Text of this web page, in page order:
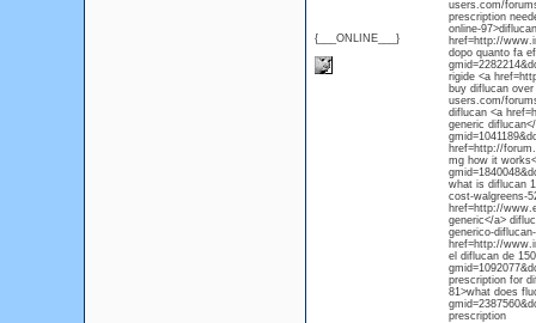
{___ONLINE___}
users.com/
prescription
online-
href=http://
dopo quanto fa
rigide <a
buy diflucan
users.com/
diflucan <a
generic
href=http://
mg how it
what is diflucan
cost-walgreens-
href=http://
generic</a>
generico-
href=http://
el diflucan de
prescription for
81>what does
prescription